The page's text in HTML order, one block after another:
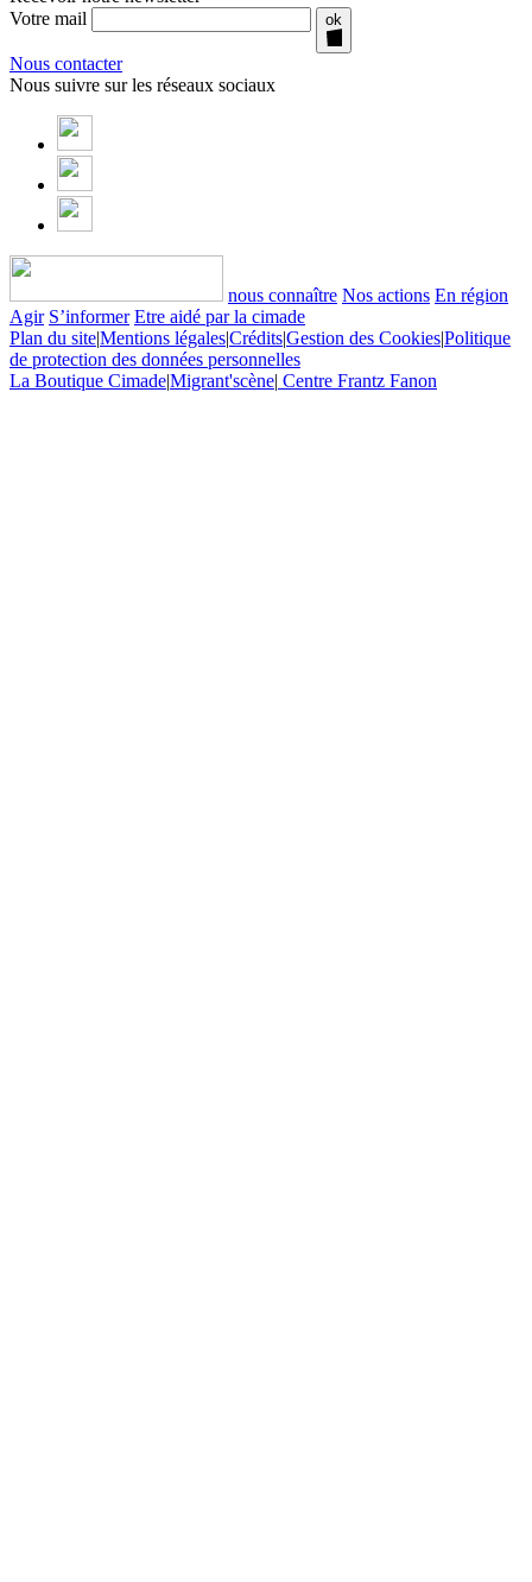
Votre mail
ok
Nous contacter
Nous suivre sur les réseaux sociaux
nous connaître Nos actions En région
Agir S’informer Etre aidé par la cimade
Plan du site|Mentions légales|Crédits|Gestion des Cookies|Politique
de protection des données personnelles
La Boutique Cimade|Migrant'scène| Centre Frantz Fanon